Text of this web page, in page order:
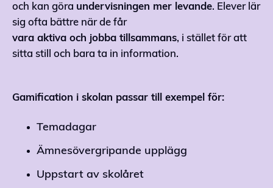
och kan göra undervisningen mer levande. Elever lär
sig ofta bättre när de får
vara aktiva och jobba tillsammans, i stället för att
sitta still och bara ta in information.
Gamification i skolan passar till exempel för:
Temadagar
Ämnesövergripande upplägg
Uppstart av skolåret